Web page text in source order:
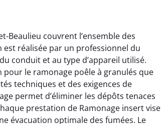
Beaulieu couvrent l’ensemble des
réalisée par un professionnel du
conduit et au type d’appareil utilisé.
pour le ramonage poêle à granulés que
techniques et des exigences de
permet d’éliminer les dépôts tenaces
prestation de Ramonage insert vise
évacuation optimale des fumées. Le
Claire Vautrin